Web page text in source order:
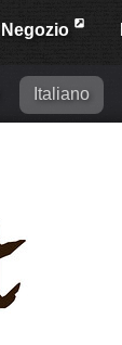
Negozio
Italiano